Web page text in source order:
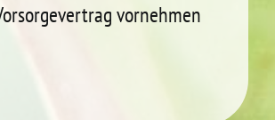
vornehmen